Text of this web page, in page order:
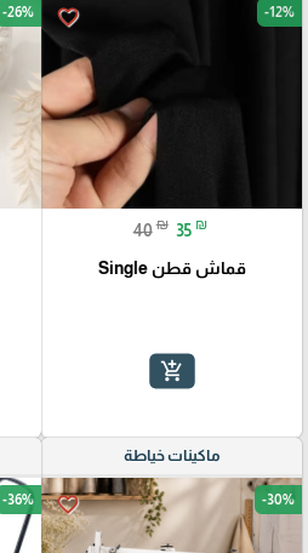
favorite_border -12%
40 ₪ 35 ₪
قماش قطن Single
add_shopping_cart
-26%
ماكينات خياطة
favorite_border -30%
-36%